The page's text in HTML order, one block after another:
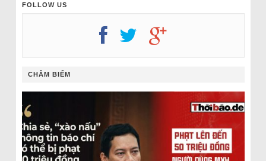
FOLLOW US
CHÂM BIẾM